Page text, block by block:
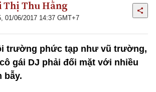
Thị Thu Hằng
01/06/2017 14:37 GMT+7
trường phức tạp như vũ trường,
gái DJ phải đối mặt với nhiều
bẫy.